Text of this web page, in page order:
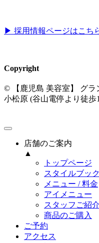
▶︎ 採用情報ページはこち
Copyright
© 【鹿児島 美容室】 グラ
小松原 (谷山電停より徒
店舗のご案内
▲
トップページ
スタイルブック
メニュー / 料金
アイメニュー
スタッフご紹介
商品のご購入
ご予約
アクセス